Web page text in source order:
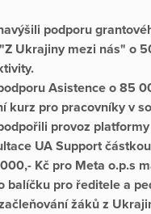
podporu
Ukrajiny mezi nás" o
Asistence o 85
kurz pro pracovníky v
provoz
UA Support
Kč pro Meta o.p.s
balíčku pro ředitele a
žáků z